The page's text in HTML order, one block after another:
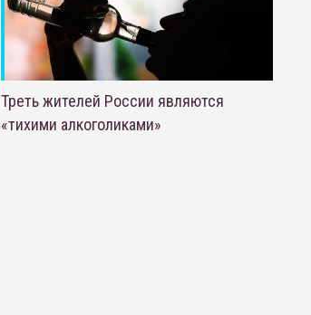
Треть жителей России являются
«тихими алкоголиками»